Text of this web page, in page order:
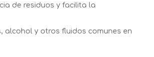
de residuos y facilita la
alcohol y otros fluidos comunes en